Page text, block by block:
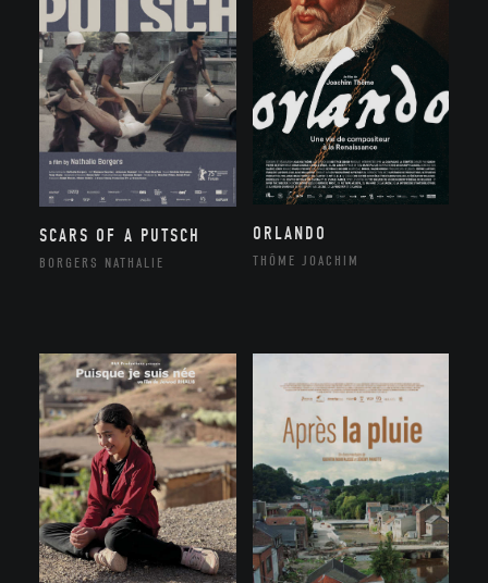
SCARS OF A PUTSCH
BORGERS NATHALIE
ORLANDO
THÔME JOACHIM